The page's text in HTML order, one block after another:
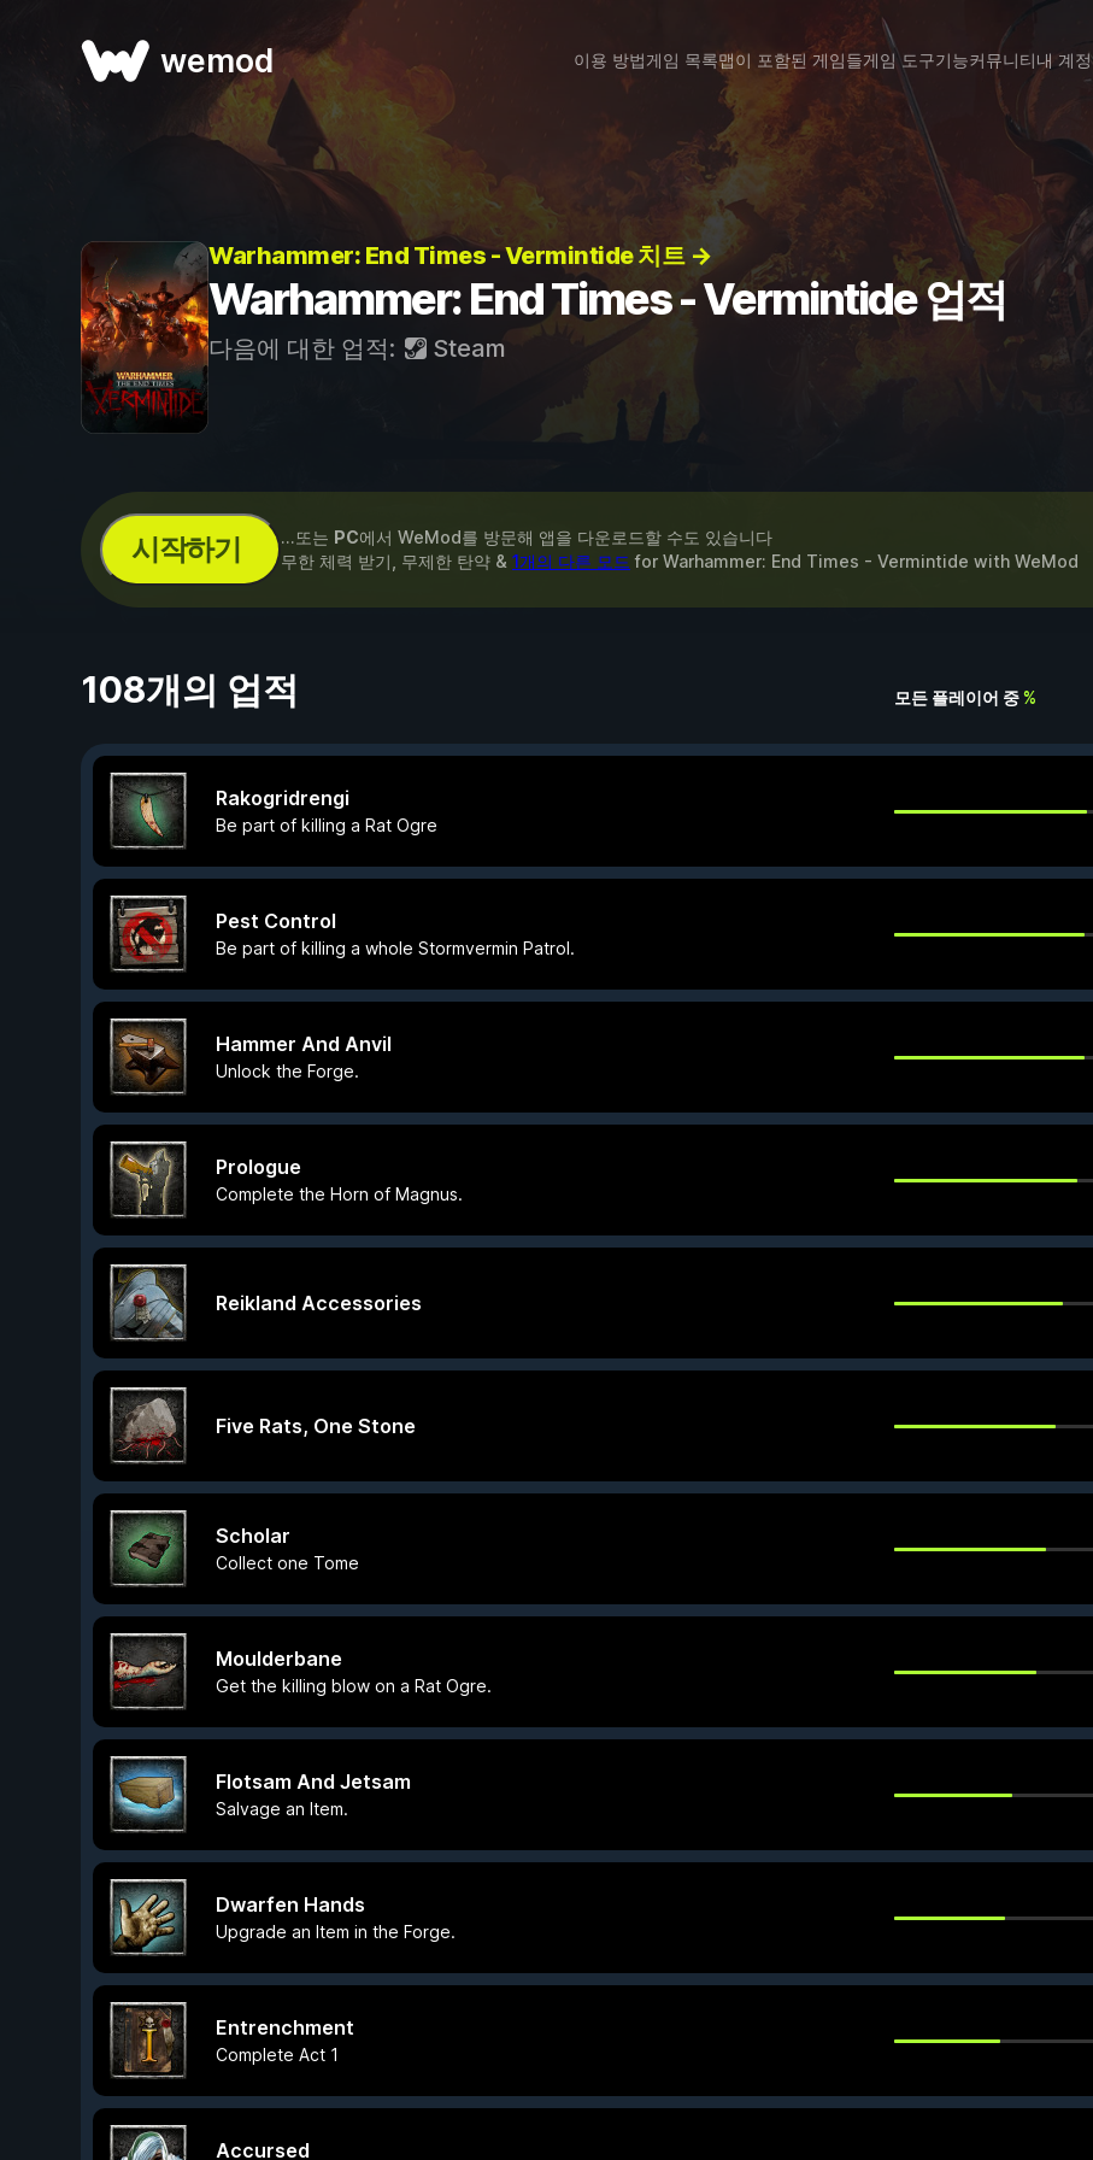
wemod 이용 방법게임 목록맵이 포함된 게임들게임 도구기능커뮤니티내 계정
Warhammer: End Times - Vermintide 치트 →
Warhammer: End Times - Vermintide 업적
다음에 대한 업적: Steam
시작하기 ...또는 PC에서 WeMod를 방문해 앱을 다운로드할 수도 있습니다
무한 체력 받기, 무제한 탄약 & 1개의 다른 모드 for Warhammer: End Times - Vermintide with WeMod
108개의 업적 모든 플레이어 중%
Rakogridrengi
Be part of killing a Rat Ogre
Pest Control
Be part of killing a whole Stormvermin Patrol.
Hammer And Anvil
Unlock the Forge.
Prologue
Complete the Horn of Magnus.
Reikland Accessories
Five Rats, One Stone
Scholar
Collect one Tome
Moulderbane
Get the killing blow on a Rat Ogre.
Flotsam And Jetsam
Salvage an Item.
Dwarfen Hands
Upgrade an Item in the Forge.
Entrenchment
Complete Act 1
Accursed